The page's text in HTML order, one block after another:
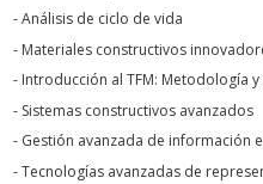
- Análisis de ciclo de vida
- Materiales constructivos
- Introducción al TFM: Metodología
- Sistemas constructivos avanzados
- Gestión avanzada de información
- Tecnologías avanzadas de